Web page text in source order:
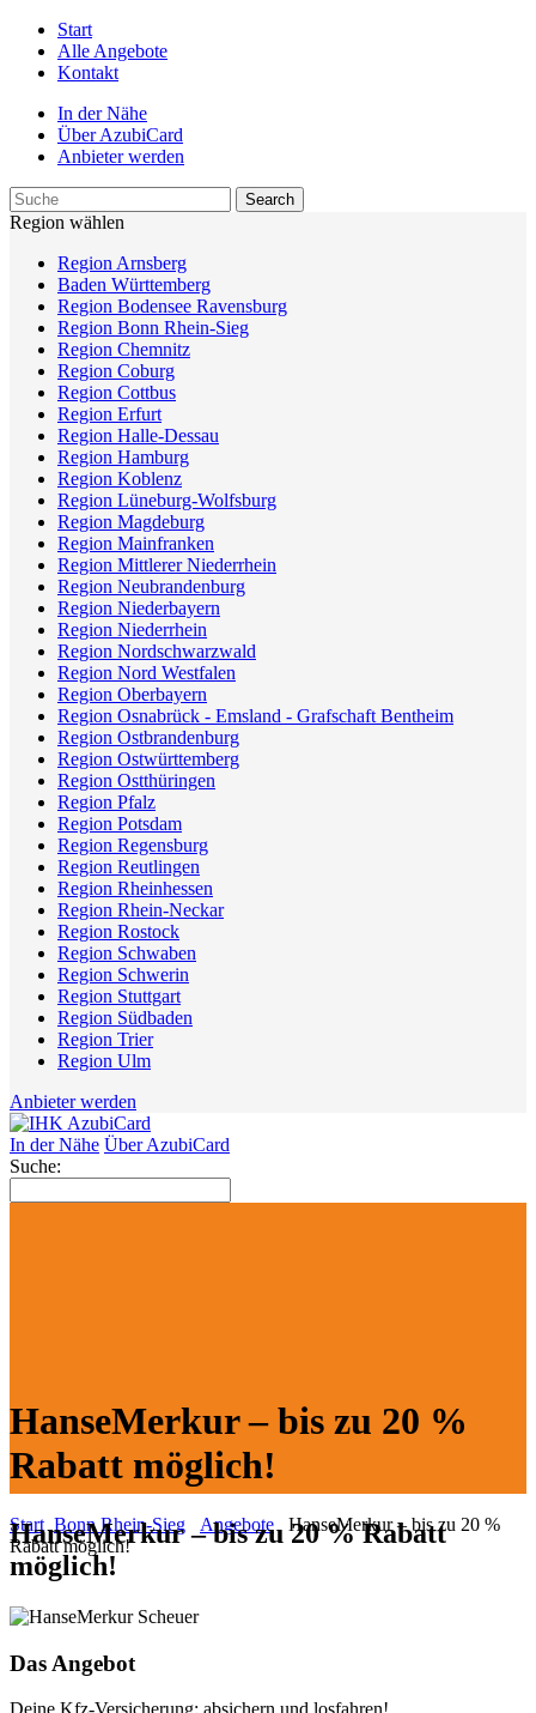
Start
Alle Angebote
Kontakt
In der Nähe
Über AzubiCard
Anbieter werden
Region wählen
Region Arnsberg
Baden Württemberg
Region Bodensee Ravensburg
Region Bonn Rhein-Sieg
Region Chemnitz
Region Coburg
Region Cottbus
Region Erfurt
Region Halle-Dessau
Region Hamburg
Region Koblenz
Region Lüneburg-Wolfsburg
Region Magdeburg
Region Mainfranken
Region Mittlerer Niederrhein
Region Neubrandenburg
Region Niederbayern
Region Niederrhein
Region Nordschwarzwald
Region Nord Westfalen
Region Oberbayern
Region Osnabrück - Emsland - Grafschaft Bentheim
Region Ostbrandenburg
Region Ostwürttemberg
Region Ostthüringen
Region Pfalz
Region Potsdam
Region Regensburg
Region Reutlingen
Region Rheinhessen
Region Rhein-Neckar
Region Rostock
Region Schwaben
Region Schwerin
Region Stuttgart
Region Südbaden
Region Trier
Region Ulm
Anbieter werden
In der Nähe Über AzubiCard
Suche:
HanseMerkur – bis zu 20 %
Rabatt möglich!
Start Bonn Rhein-Sieg Angebote
HanseMerkur – bis zu 20 %
Rabatt möglich!
HanseMerkur – bis zu 20 % Rabatt
möglich!
Das Angebot